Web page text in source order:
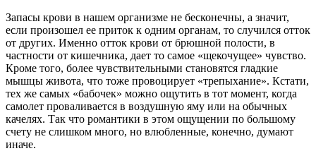
Запасы крови в нашем организме не бесконечны, а значит,
если произошел ее приток к одним органам, то случился отток
от других. Именно отток крови от брюшной полости, в
частности от кишечника, дает то самое «щекочущее» чувство.
Кроме того, более чувствительными становятся гладкие
мышцы живота, что тоже провоцирует «трепыхание». Кстати,
тех же самых «бабочек» можно ощутить в тот момент, когда
самолет проваливается в воздушную яму или на обычных
качелях. Так что романтики в этом ощущении по большому
счету не слишком много, но влюбленные, конечно, думают
иначе.